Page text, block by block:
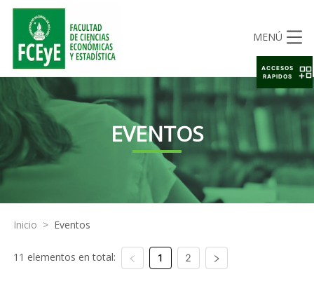
MENÚ
EVENTOS
Inicio > Eventos
11 elementos en total: 1 2
ACCESOS
RAPIDOS